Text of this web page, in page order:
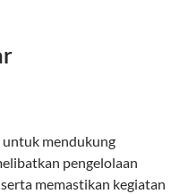
untuk mendukung
pengelolaan
memastikan kegiatan